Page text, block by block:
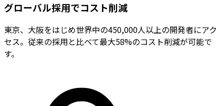
グローバル採用でコスト削減
東京、大阪をはじめ世界中の450,000人以上の開発者にアク
セス。従来の採用と比べて最大58%のコスト削減が可能で
す。